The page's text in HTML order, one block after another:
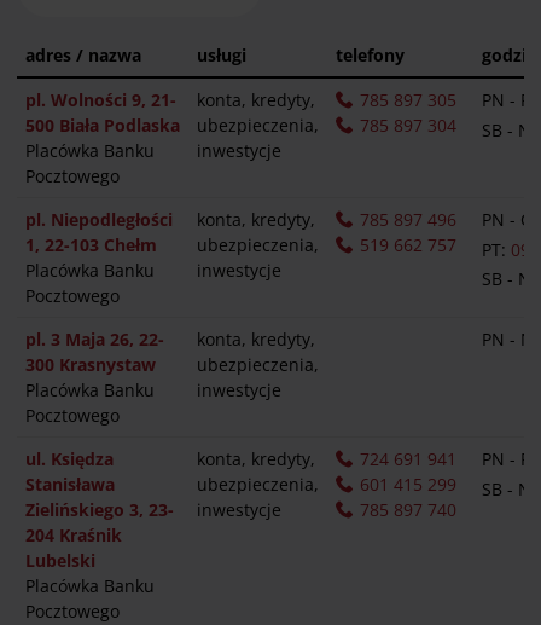
adres / nazwa usługi telefony
pl. Wolności 9, 21-
500 Biała Podlaska
Placówka Banku
Pocztowego
konta, kredyty,
ubezpieczenia,
inwestycje
785 897 305
785 897 304
PN -
SB -
pl. Niepodległości
1, 22-103 Chełm
Placówka Banku
Pocztowego
konta, kredyty,
ubezpieczenia,
inwestycje
785 897 496
519 662 757
PN -
PT:
SB -
pl. 3 Maja 26, 22-
300 Krasnystaw
Placówka Banku
Pocztowego
konta, kredyty,
ubezpieczenia,
inwestycje
PN -
ul. Księdza
Stanisława
Zielińskiego 3, 23-
204 Kraśnik
Lubelski
Placówka Banku
Pocztowego
konta, kredyty,
ubezpieczenia,
inwestycje
724 691 941
601 415 299
785 897 740
PN -
SB -